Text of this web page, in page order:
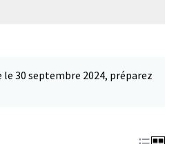
30 septembre 2024, préparez